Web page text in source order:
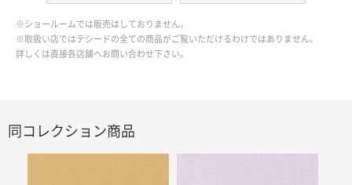
※ショールームでは販売はしておりません。
※取扱い店ではテシードの全ての商品がご覧いただけるわけではありません。
詳しくは直接各店舗へお問い合わせ下さい。
同コレクション商品